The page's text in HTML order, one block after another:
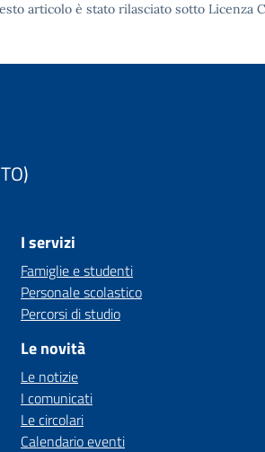
articolo è stato rilasciato sotto Licenza
I servizi
Famiglie e studenti
Personale scolastico
Percorsi di studio
Le novità
Le notizie
I comunicati
Le circolari
Calendario eventi